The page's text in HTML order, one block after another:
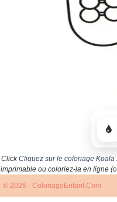
ClickCliquez sur le coloriage Koala
imprimable ou coloriez-la en ligne
© 2026 - ColoriageEnfant.Com